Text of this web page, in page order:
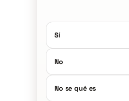
Sí
No
No se qué es